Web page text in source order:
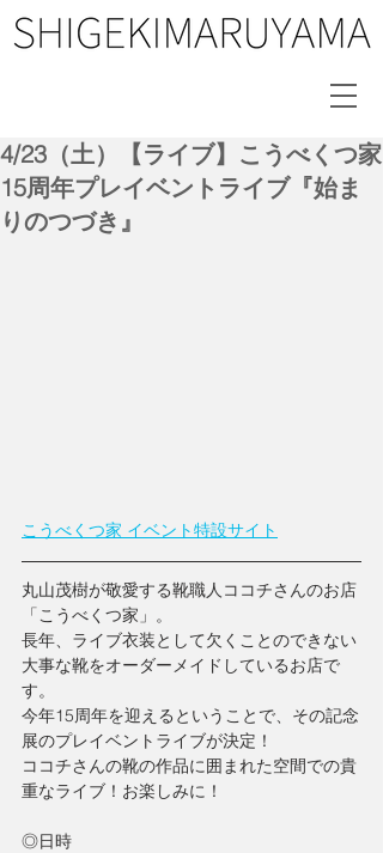
4/23（土）【ライブ】こうべくつ家
15周年プレイベントライブ『始ま
りのつづき』
こうべくつ家 イベント特設サイト
丸山茂樹が敬愛する靴職人ココチさんのお店
「こうべくつ家」。
長年、ライブ衣装として欠くことのできない
大事な靴をオーダーメイドしているお店で
す。
今年15周年を迎えるということで、その記念
展のプレイベントライブが決定！
ココチさんの靴の作品に囲まれた空間での貴
重なライブ！お楽しみに！
◎日時